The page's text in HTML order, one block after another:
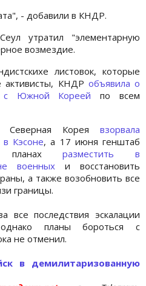
- добавили в КНДР.
утратил "элементарную
возмездие.
листовок, которые
активисты, КНДР объявила о
с Южной Кореей по всем
Корея взорвала
Кэсоне, а 17 июня генштаб
планахразместить в
военных и восстановить
а также возобновить все
границы.
все последствия эскалации
планы бороться с
не отменил.
в демилитаризованную